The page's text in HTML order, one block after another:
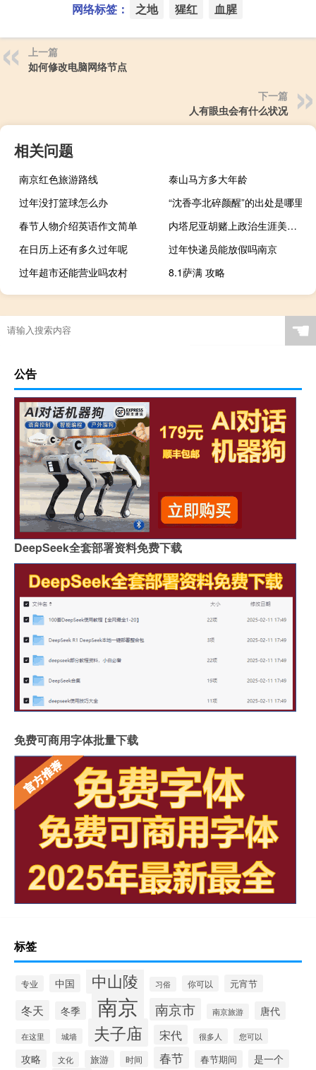
网络标签： 之地 猩红 血腥
上一篇
如何修改电脑网络节点
下一篇
人有眼虫会有什么状况
相关问题
南京红色旅游路线
泰山马方多大年龄
过年没打篮球怎么办
“沈香亭北碎颜醒”的出处是哪里
春节人物介绍英语作文简单
内塔尼亚胡赌上政治生涯美媒：他的处境变得愈发艰难
在日历上还有多久过年呢
过年快递员能放假吗南京
过年超市还能营业吗农村
8.1萨满 攻略
☚
公告
DeepSeek全套部署资料免费下载
免费可商用字体批量下载
标签
专业 中国 中山陵 习俗 你可以 元宵节
冬天 冬季 南京 南京市 南京旅游 唐代
在这里 城墙 夫子庙 宋代 很多人 您可以
攻略 文化 旅游 时间 春节 春节期间
是一个